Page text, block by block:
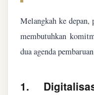
Melangkah ke depan,
membutuhkan
dua agenda
1.